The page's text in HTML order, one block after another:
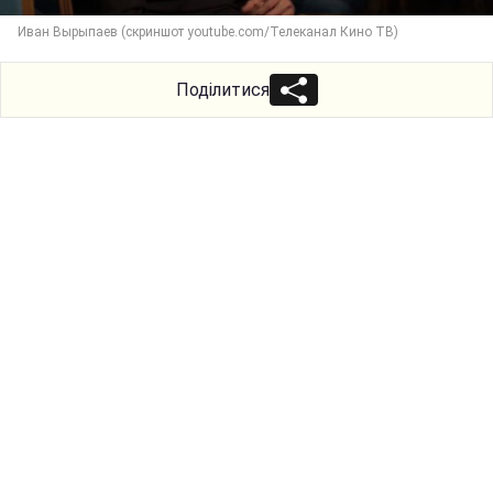
Иван Вырыпаев (скриншот youtube.com/Телеканал Кино ТВ)
Поділитися